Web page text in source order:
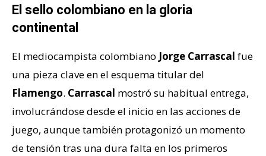
El sello colombiano en la gloria
continental
El mediocampista colombiano Jorge Carrascal fue
una pieza clave en el esquema titular del
Flamengo. Carrascal mostró su habitual entrega,
involucrándose desde el inicio en las acciones de
juego, aunque también protagonizó un momento
de tensión tras una dura falta en los primeros